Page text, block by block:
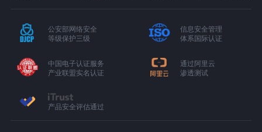
公安部网络安全
等级保护三级
信息安全管理
体系国际认证
中国电子认证服务
产业联盟实名认证
通过阿里云
渗透测试
产品安全评估通过